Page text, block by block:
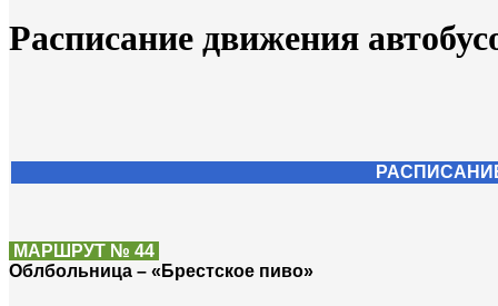
Расписание движения
МАРШРУТ № 44
Облбольница – «Брестское пиво»